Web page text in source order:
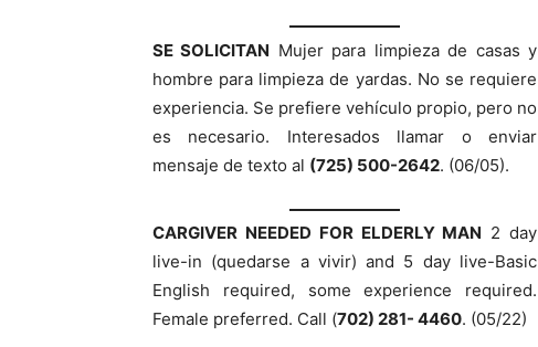
SE SOLICITAN Mujer para limpieza de casas y
hombre para limpieza de yardas. No se requiere
experiencia. Se prefiere vehículo propio, pero no
es necesario. Interesados llamar o enviar
mensaje de texto al (725) 500-2642. (06/05).
CARGIVER NEEDED FOR ELDERLY MAN 2 day
live-in (quedarse a vivir) and 5 day live-Basic
English required, some experience required.
Female preferred. Call (702) 281- 4460. (05/22)